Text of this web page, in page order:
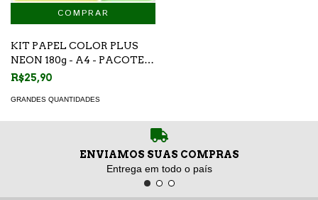
KIT PAPEL COLOR PLUS
NEON 180g - A4 - PACOTE
20 FOLHAS
R$25,90
GRANDES QUANTIDADES
ENVIAMOS SUAS COMPRAS
Entrega em todo o país